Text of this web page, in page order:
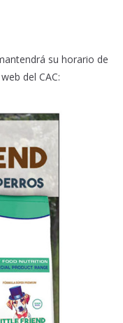
su horario de
del CAC: